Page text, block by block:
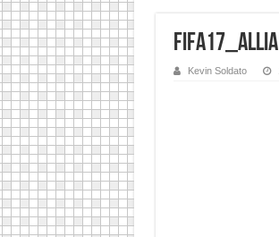
Kevin Soldato